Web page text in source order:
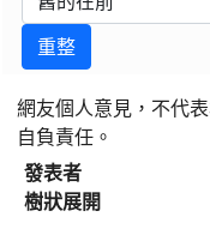
重整
網友個人意見，不代
自負責任。
發表者
樹狀展開